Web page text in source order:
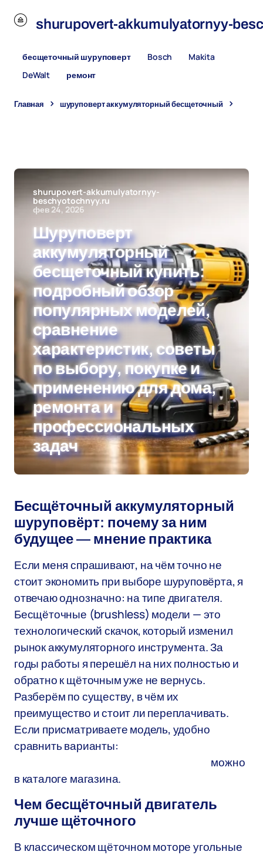
shurupovert-akkumulyatornyy-
бесщеточный шуруповерт Bosch
Makita
DeWalt
ремонт
Главная
шуруповерт аккумуляторный бесщеточный
shurupovert-akkumulyatornyy-
beschyotochnyy.ru
фев 24, 2026
Шуруповерт
аккумуляторный
бесщеточный купить:
подробный обзор
популярных моделей,
сравнение
характеристик, советы
по выбору, покупке и
применению для дома,
ремонта и
профессиональных
задач
Бесщёточный аккумуляторный
шуруповёрт: почему за ним
будущее — мнение практика
Если меня спрашивают, на чём точно не
стоит экономить при выборе шуруповёрта, я
отвечаю однозначно: на типе двигателя.
Бесщёточные (brushless) модели — это
технологический скачок, который изменил
рынок аккумуляторного инструмента. За
годы работы я перешёл на них полностью и
обратно к щёточным уже не вернусь.
Разберём по существу, в чём их
преимущество и стоит ли переплачивать.
Если присматриваете модель, удобно
сравнить варианты:
можно
в каталоге магазина.
Чем бесщёточный двигатель
лучше щёточного
В классическом щёточном моторе угольные